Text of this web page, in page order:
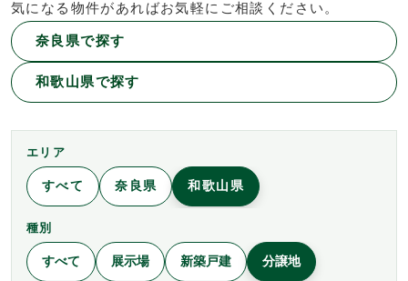
気になる物件があればお気軽にご相談ください。
奈良県で探す
和歌山県で探す
エリア
すべて 奈良県 和歌山県
種別
すべて 展示場 新築戸建 分譲地